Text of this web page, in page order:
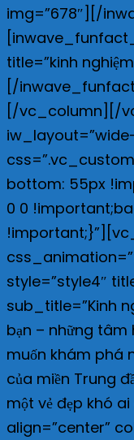
img=”678″][/
title=”kinh
[/
[/vc_column][/
bottom: 55px
0 0
style=”style4″
sub_title=”Kinh
bạn – những tâm
muốn khám phá
của miền Trung
một vẻ đẹp khó
align=”center”